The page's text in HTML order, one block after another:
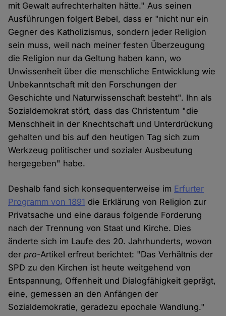
mit Gewalt aufrechterhalten hätte." Aus seinen
Ausführungen folgert Bebel, dass er "nicht nur ein
Gegner des Katholizismus, sondern jeder Religion
sein muss, weil nach meiner festen Überzeugung
die Religion nur da Geltung haben kann, wo
Unwissenheit über die menschliche Entwicklung wie
Unbekanntschaft mit den Forschungen der
Geschichte und Naturwissenschaft besteht". Ihn als
Sozialdemokrat stört, dass das Christentum "die
Menschheit in der Knechtschaft und Unterdrückung
gehalten und bis auf den heutigen Tag sich zum
Werkzeug politischer und sozialer Ausbeutung
hergegeben" habe.
Deshalb fand sich konsequenterweise im Erfurter
Programm von 1891 die Erklärung von Religion zur
Privatsache und eine daraus folgende Forderung
nach der Trennung von Staat und Kirche. Dies
änderte sich im Laufe des 20. Jahrhunderts, wovon
derpro-Artikel erfreut berichtet: "Das Verhältnis der
SPD zu den Kirchen ist heute weitgehend von
Entspannung, Offenheit und Dialogfähigkeit geprägt,
eine, gemessen an den Anfängen der
Sozialdemokratie, geradezu epochale Wandlung."